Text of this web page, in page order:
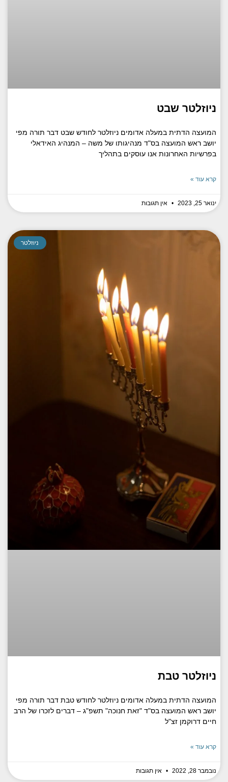
ניוזלטר שבט
המועצה הדתית במעלה אדומים ניוזלטר לחודש שבט דבר תורה מפי
יושב ראש המועצה בס"ד מנהיגותו של משה – המנהיג האידאלי
בפרשיות האחרונות אנו עוסקים בתהליך
קרא עוד »
ינואר 25, 2023 אין תגובות
ניוזלטר
ניוזלטר טבת
המועצה הדתית במעלה אדומים ניוזלטר לחודש טבת דבר תורה מפי
יושב ראש המועצה בס"ד "זאת חנוכה" תשפ"ג – דברים לזכרו של הרב
חיים דרוקמן זצ"ל
קרא עוד »
נובמבר 28, 2022 אין תגובות